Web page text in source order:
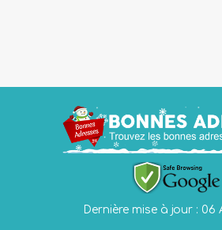
Dernière mise à jour : 06